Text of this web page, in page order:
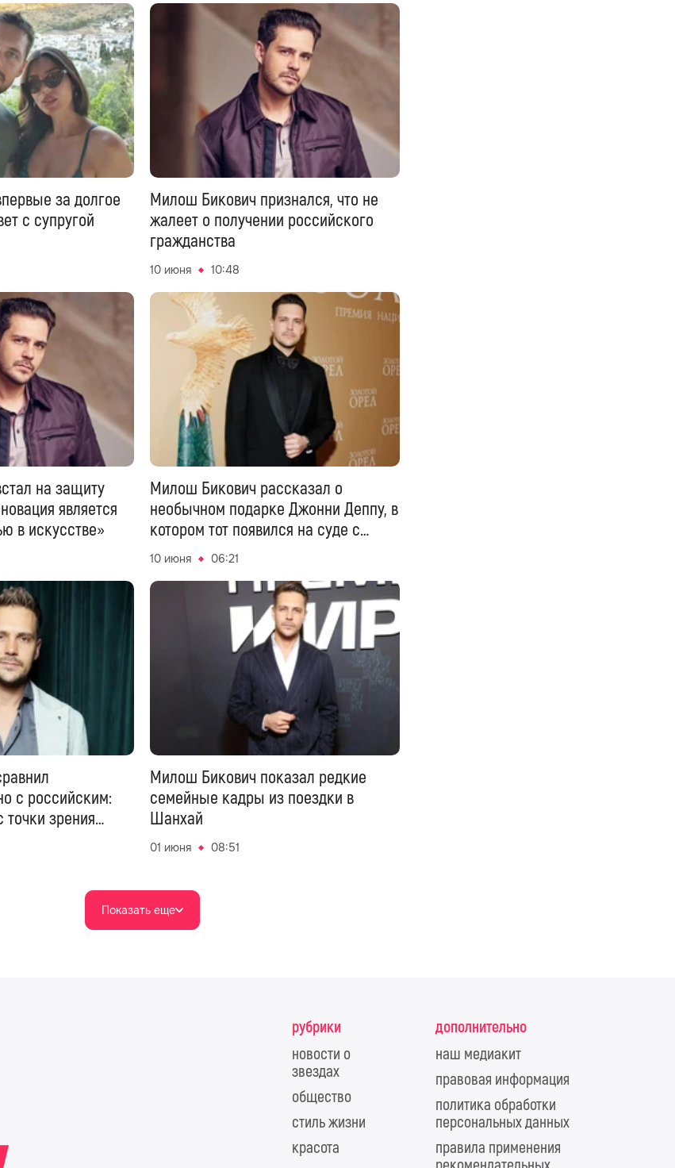
за долгое
с супругой
Милош Бикович признался, что не
жалеет о получении российского
гражданства
10 июня 10:48
на защиту
является
в искусстве»
Милош Бикович рассказал о
необычном подарке Джонни Деппу, в
котором тот появился на суде с
Эмбер Хёрд: видео Super
10 июня 06:21
с российским:
зрения
Милош Бикович показал редкие
семейные кадры из поездки в
Шанхай
01 июня 08:51
Показать еще
рубрики
новости о
звездах
общество
стиль жизни
красота
дополнительно
наш медиакит
правовая информация
политика обработки
персональных данных
правила применения